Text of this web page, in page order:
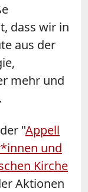
dass wir in
aus der
mehr und
"Appell
und
Kirche
Aktionen